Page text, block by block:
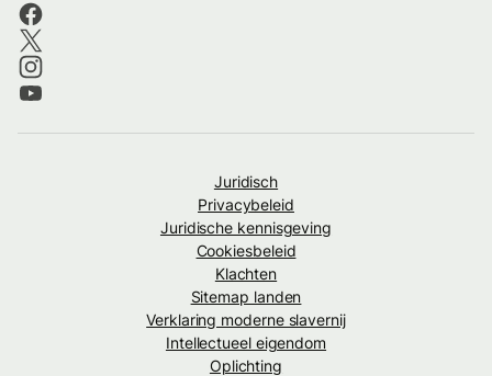
Juridisch
Privacybeleid
Juridische kennisgeving
Cookiesbeleid
Klachten
Sitemap landen
Verklaring moderne slavernij
Intellectueel eigendom
Oplichting